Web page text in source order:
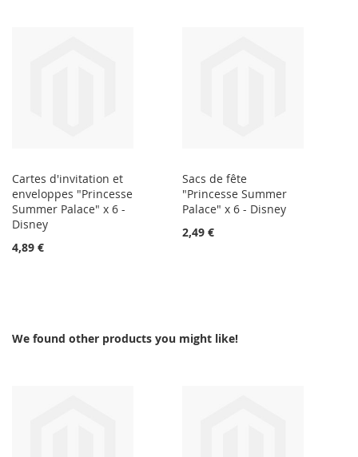
Cartes d'invitation et
enveloppes "Princesse
Summer Palace" x 6 -
Disney
4,89 €
Sacs de fête
"Princesse Summer
Palace" x 6 - Disney
2,49 €
We found other products you might like!